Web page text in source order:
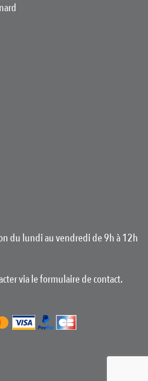
du lundi au vendredi de 9h à 12h
via le formulaire de contact.